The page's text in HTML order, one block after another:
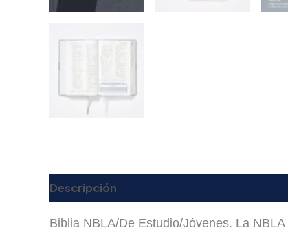
Descripción
Biblia NBLA/De Estudio/Jóvenes. La NBLA